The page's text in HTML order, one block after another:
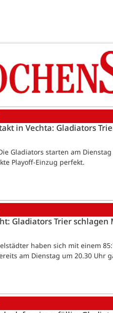
in Vechta: Gladiators
Gladiators starten am
Playoff-Einzug perfekt.
Gladiators Trier
haben sich mit einem
am Dienstag um 20.30 Uhr